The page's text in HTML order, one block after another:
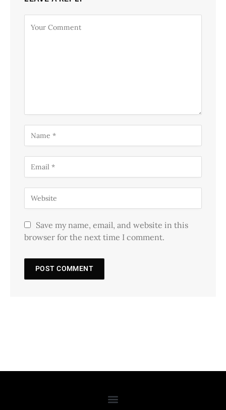
Save my name, email, and website in this
browser for the next time I comment.